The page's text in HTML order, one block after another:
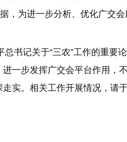
，为进一步分析、优化广交会
书记关于“三农”工作的重要论
一步发挥广交会平台作用，
实。相关工作开展情况，请